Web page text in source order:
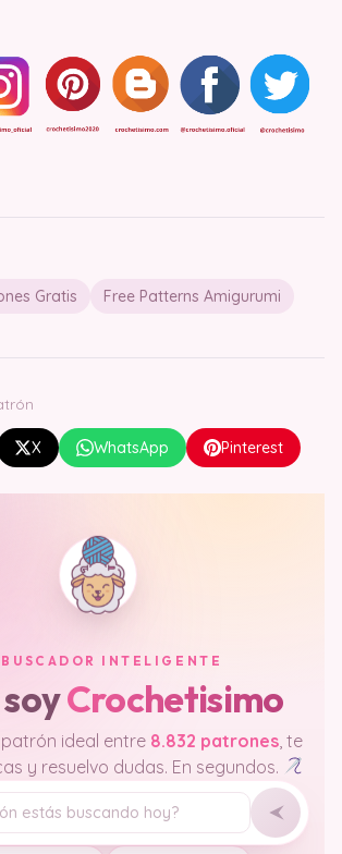
Gratis Free Patterns Amigurumi
X WhatsApp Pinterest
INTELIGENTE
Crochetisimo
ideal entre 8.832 patrones , te
y resuelvo dudas. En segundos.